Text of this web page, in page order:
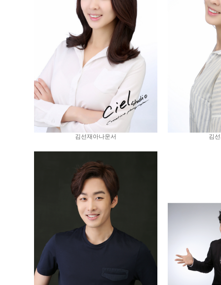
김선재아나운서 김